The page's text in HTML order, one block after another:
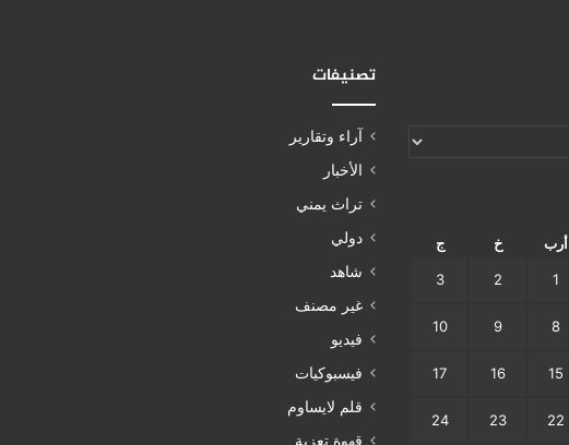
أرب خ ج
1
2
3
8
9
10
15
16
17
22
23
24
تصنيفات
آراء وتقارير
الأخبار
تراث يمني
دولي
شاهد
غير مصنف
فيديو
فيسبوكيات
قلم لايساوم
قهوة تعزية